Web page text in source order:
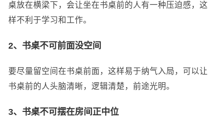
桌放在横梁下，会让坐在书桌前的人有一种压迫感，这
样不利于学习和工作。
2、书桌不可前面没空间
要尽量留空间在书桌前面，这样易于纳气入局，可以让
书桌前的人头脑清晰，逻辑清楚，前途光明。
3、书桌不可摆在房间正中位